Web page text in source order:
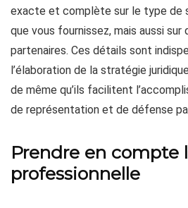
exacte et complète sur le type de
que vous fournissez, mais aussi
partenaires. Ces détails sont
l’élaboration de la stratégie
de même qu’ils facilitent
de représentation et de défense
Prendre en compte
professionnelle